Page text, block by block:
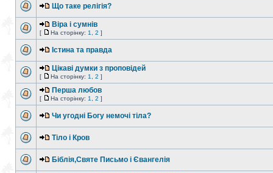
Що таке релігія?
Віра і сумнів
[ На сторінку: 1 2 ]
Істина та правда
Цікаві думки з проповідей
[ На сторінку: 1 2 ]
Перша любов
[ На сторінку: 1 2 ]
Чи угодні Богу немочі тіла?
Тіло і Кров
Біблія,Святе Письмо і Євангелія